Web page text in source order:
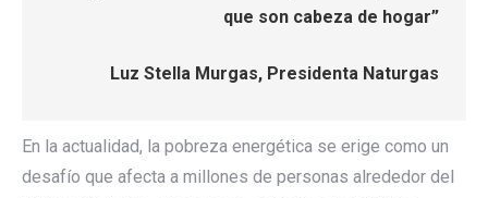
que son cabeza de hogar”
Luz Stella Murgas, Presidenta Naturgas
En la actualidad, la pobreza energética se erige como un
desafío que afecta a millones de personas alrededor del